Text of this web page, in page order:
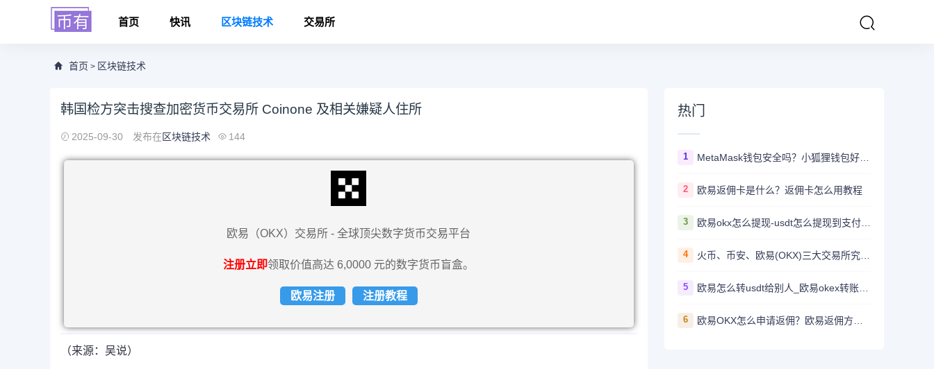
首页 快讯 区块链技术 交易所
首页 > 区块链技术
韩国检方突击搜查加密货币交易所 Coinone 及相关嫌疑人住所
2025-09-30 发布在区块链技术 144
欧易（OKX）交易所 - 全球顶尖数字货币交易平台
注册立即领取价值高达 6,0000 元的数字货币盲盒。
欧易注册 注册教程
（来源：吴说）
热门
1 MetaMask钱包安全吗？小狐狸钱包好用吗？
2 欧易返佣卡是什么？返佣卡怎么用教程
3 欧易okx怎么提现-usdt怎么提现到支付宝教程
4 火币、币安、欧易(OKX)三大交易所究竟选哪家？
5 欧易怎么转usdt给别人_欧易okex转账usdt教程
6